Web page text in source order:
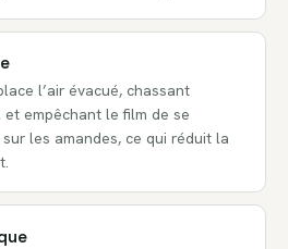
l’air évacué, chassant
et empêchant le film de se
les amandes, ce qui réduit la